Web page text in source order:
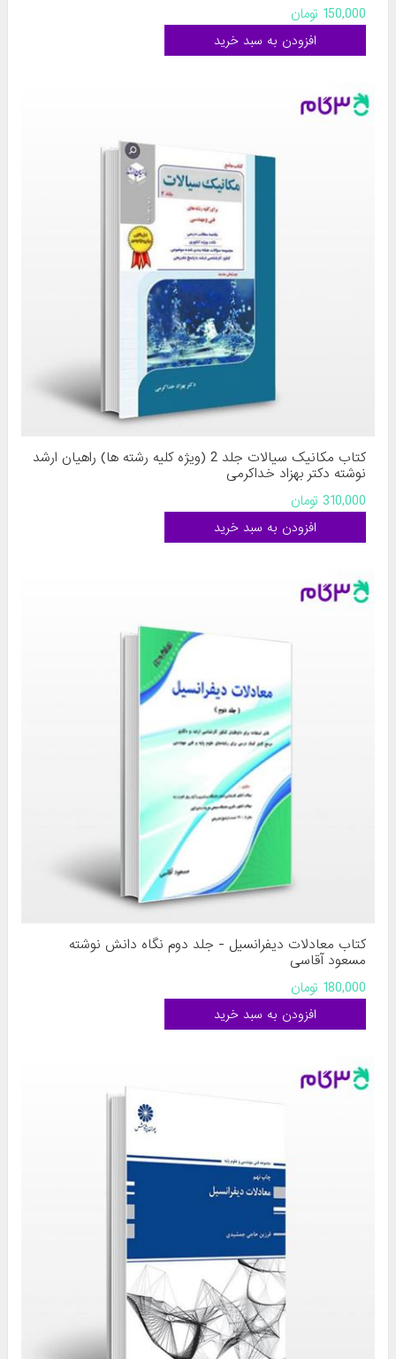
150,000 تومان
کتاب مکانیک سیالات جلد 2 (ویژه کلیه رشته ها) راهیان ارشد
نوشته دکتر بهزاد خداکرمی
310,000 تومان
کتاب معادلات دیفرانسیل - جلد دوم نگاه دانش نوشته
مسعود آقاسی
180,000 تومان